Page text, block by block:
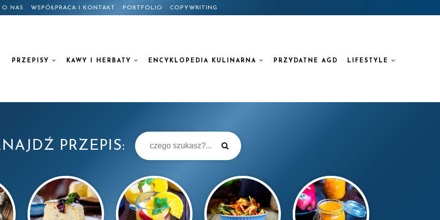
O NAS WSPÓŁPRACA I KONTAKT PORTFOLIO COPYWRITING
PRZEPISY KAWY I HERBATY ENCYKLOPEDIA KULINARNA PRZYDATNE AGD LIFESTYLE
PRZEPIS: